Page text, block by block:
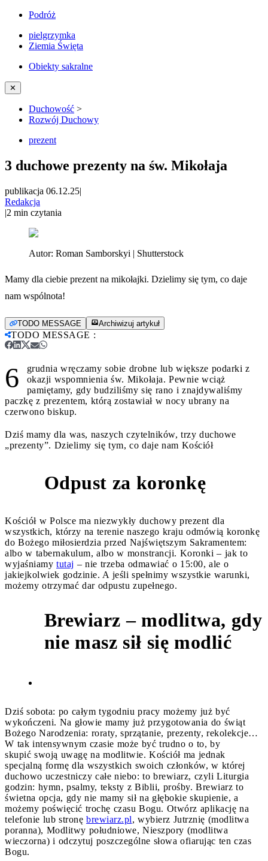
Podróż
pielgrzymka
Ziemia Święta
Obiekty sakralne
✕
Duchowość >
Rozwój Duchowy
prezent
3 duchowe prezenty na św. Mikołaja
publikacja 06.12.25|
Redakcja
|2 min czytania
Autor: Roman Samborskyi | Shutterstock
Mamy dla ciebie prezent na mikołajki. Dzielimy się tym, co daje
nam wspólnota!
TODO MESSAGE Archiwizuj artykuł
TODO MESSAGE :
6
grudnia wręczamy sobie drobne lub większe podarki z
okazji wspomnienia św. Mikołaja. Pewnie wciąż
pamiętamy, gdy budziliśmy się rano i znajdywaliśmy
paczkę z prezentem, którą zostawiał w nocy ubrany na
czerwono biskup.
Dziś mamy dla was, naszych czytelników, trzy duchowe
„prezenty”. Dzielimy się tym, co daje nam Kościół
Odpust za koronkę
Kościół w Polsce ma niezwykły duchowy prezent dla
wszystkich, którzy na terenie naszego kraju odmówią koronkę
do Bożego miłosierdzia przed Najświętszym Sakramentem:
albo w tabernakulum, albo w monstrancji. Koronki – jak to
wyjaśniamy tutaj – nie trzeba odmawiać o 15:00, ale o
jakiejkolwiek godzinie. A jeśli spełnimy wszystkie warunki,
możemy otrzymać dar odpustu zupełnego.
Brewiarz – modlitwa, gdy
nie masz sił się modlić
Dziś sobota: po całym tygodniu pracy możemy już być
wykończeni. Na głowie mamy już przygotowania do świąt
Bożego Narodzenia: roraty, sprzątanie, prezenty, rekolekcje…
W tak intensywnym czasie może być trudno o to, by
skupić swoją uwagę na modlitwie. Kościół ma jednak
specjalną formę dla wszystkich swoich członków, w której
duchowo uczestniczy całe niebo: to brewiarz, czyli Liturgia
godzin: hymn, psalmy, teksty z Biblii, prośby. Brewiarz to
świetna opcja, gdy nie mamy sił na głębokie skupienie, a
możemy poświęcić trochę czasu Bogu. Otwórz aplikację na
telefonie lub stronę brewiarz.pl, wybierz Jutrznię (modlitwa
poranna), Modlitwy południowe, Nieszpory (modlitwa
wieczorna) i odczytuj poszczególne słowa ofiarując ten czas
Bogu.